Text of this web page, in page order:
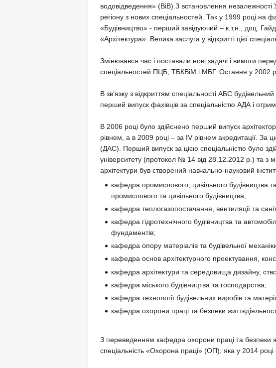
водовідведення» (ВіВ).З встановлення незалежності
регіону з нових спеціальностей. Так у 1999 році на
«Будівництво» - перший завідуючий – к.т.н., доц.
«Архітектура». Велика заслуга у відкритті цієї
Змінювався час і поставали нові задачі і вимоги
спеціальностей ПЦБ, ТБКВіМ і МБГ. Остання у 2002
В зв’язку з відкриттям спеціальності АБС
перший випуск фахівців за спеціальністю АДА і
В 2006 році було здійснено перший випуск
рівнем, а в 2009 році – за ІV рівнем акредитації.
(ДАС). Перший випуск за цією спеціальністю було
університету (протокол № 14 від 28.12.2012 р.) та з
архітектури був створений навчально-науковий
кафедра промислового, цивільного будівництва
промислового та цивільного будівництва;
кафедра теплогазопостачання, вентиляції та
кафедра гідротехнічного будівництва та
фундаментів;
кафедра опору матеріалів та будівельної
кафедра основ архітектурного проектування,
кафедра архітектури та середовища дизайну,
кафедра міського будівництва та господарства;
кафедра технології будівельних виробів та
кафедра охорони праці та безпеки
З переведенням кафедра охорони праці та безпеки
спеціальність «Охорона праці» (ОП), яка у 2014 році